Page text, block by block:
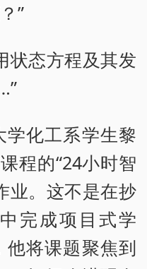
”
态方程及其发
化工系学生黎
程的“24小时智
业。这不是在抄
完成项目式学
将课题聚焦到